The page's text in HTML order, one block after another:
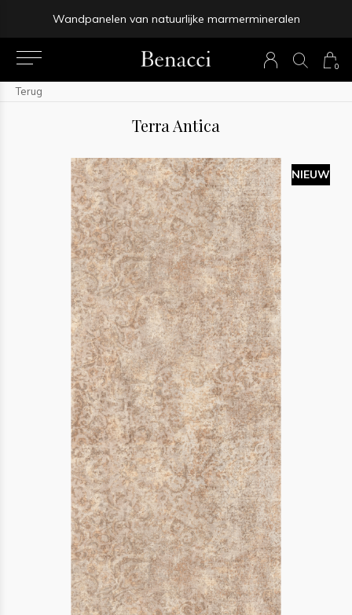
0
Binnen 4-5 werkdagen bezorgd
Terug
Terra Antica
NIEUW